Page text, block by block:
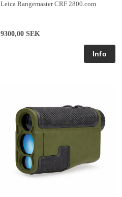
Leica Rangemaster CRF 2800.com
9300,00 SEK